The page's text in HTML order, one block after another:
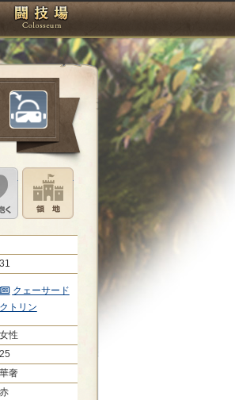
ップ 闘技場
く このキャラクターに感情を抱く
31
クェーサード
クトリン
女性
25
華奢
赤